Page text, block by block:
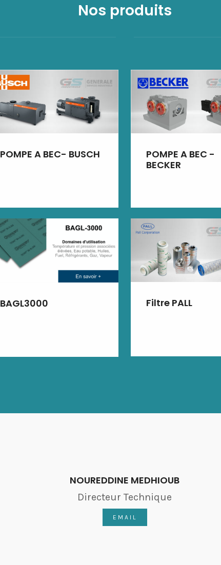
Nos produits
POMPE A BEC- BUSCH
POMPE A BEC -
BECKER
BAGL3000 Filtre PALL
NOUREDDINE MEDHIOUB
Directeur Technique
EMAIL